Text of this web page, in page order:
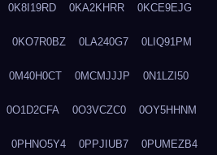
0K8I19RD 0KA2KHRR 0KCE9EJG
0KO7R0BZ 0LA240G7 0LIQ91PM
0M40H0CT 0MCMJJJP 0N1LZI50
0O1D2CFA 0O3VCZC0 0OY5HHNM
0PHNO5Y4 0PPJIUB7 0PUMEZB4